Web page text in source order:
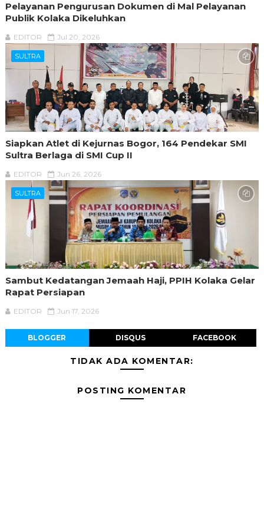
Pelayanan Pengurusan Dokumen di Mal Pelayanan
Publik Kolaka Dikeluhkan
EDITOR Jul 20, 2026
SULTRA
Siapkan Atlet di Kejurnas Bogor, 164 Pendekar SMI
Sultra Berlaga di SMI Cup II
EDITOR Jun 26, 2026
SULTRA
Sambut Kedatangan Jemaah Haji, PPIH Kolaka Gelar
Rapat Persiapan
EDITOR Jun 17, 2026
BLOGGER DISQUS FACEBOOK
TIDAK ADA KOMENTAR:
POSTING KOMENTAR